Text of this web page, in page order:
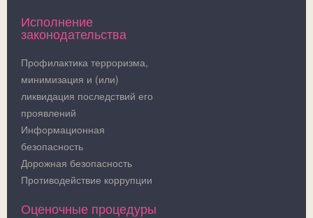
Исполнение
законодательства
Профилактика терроризма,
минимизация и (или)
ликвидация последствий его
проявлений
Информационная
безопасность
Дорожная безопасность
Противодействие коррупции
Оценочные процедуры